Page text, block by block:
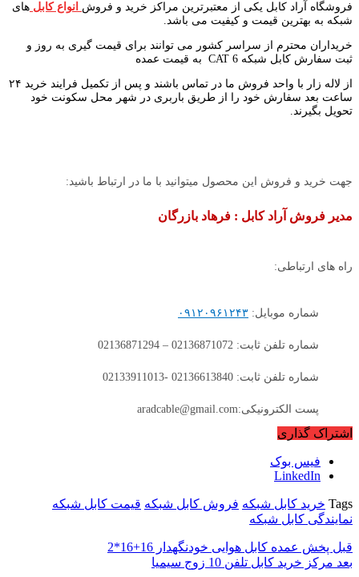
فروشگاه آراد کابل یکی از معتبرترین مراکز خرید و فروش انواع کابل های
شبکه به بهترین قیمت و کیفیت می باشد.
خریداران محترم از سراسر کشور می توانند برای قیمت گیری به روز و
ثبت سفارش کابل شبکه CAT 6 به قیمت عمده
از لاله زار با واحد فروش ما در تماس باشند و پس از تکمیل فرایند خرید ۲۴
ساعت بعد سفارش خود را از طریق باربری در شهر محل سکونت خود
تحویل بگیرند.
جهت خرید و فروش این محصول میتوانید با ما در ارتباط باشید:
مدیر فروش آراد کابل : فرهاد بازرگان
راه های ارتباطی:
شماره موبایل: ۰۹۱۲۰۹۶۱۲۴۳
شماره تلفن ثابت: 02136871072 – 02136871294
شماره تلفن ثابت: 02136613840 -02133911013
پست الکترونیکی:aradcable@gmail.com
اشتراک گذاری
فیس بوک
LinkedIn
Tags خرید کابل شبکه فروش کابل شبکه قیمت کابل شبکه
نمایندگی کابل شبکه
قبل پخش عمده کابل هوایی خودنگهدار 16+16*2
بعد مرکز خرید کابل تلفن 10 زوج سیمیا